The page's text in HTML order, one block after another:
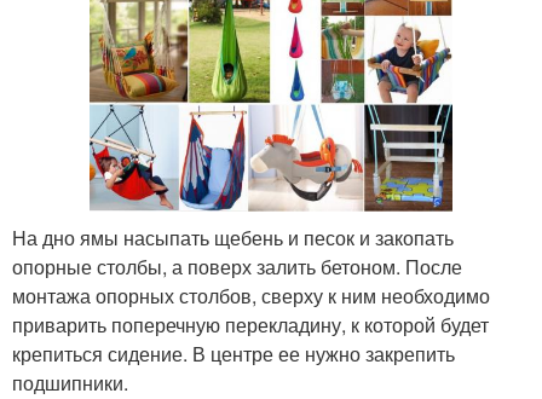
На дно ямы насыпать щебень и песок и закопать
опорные столбы, а поверх залить бетоном. После
монтажа опорных столбов, сверху к ним необходимо
приварить поперечную перекладину, к которой будет
крепиться сидение. В центре ее нужно закрепить
подшипники.